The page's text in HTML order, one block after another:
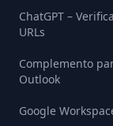
ChatGPT –
URLs
Complemento
Outlook
Google